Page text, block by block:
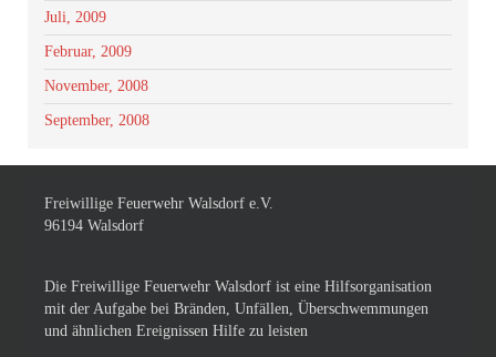
Juli, 2009
Februar, 2009
November, 2008
September, 2008
Freiwillige Feuerwehr Walsdorf e.V.
96194 Walsdorf
Die Freiwillige Feuerwehr Walsdorf ist eine Hilfsorganisation
mit der Aufgabe bei Bränden, Unfällen, Überschwemmungen
und ähnlichen Ereignissen Hilfe zu leisten